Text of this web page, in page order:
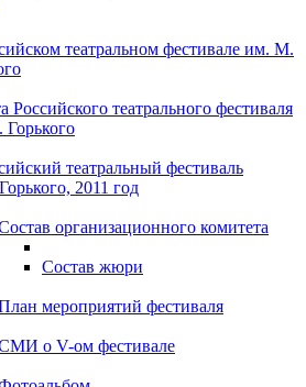
театральном фестивале им. М.
Российского театрального фестиваля
театральный фестиваль
2011 год
организационного комитета
Состав жюри
мероприятий фестиваля
о V-ом фестивале